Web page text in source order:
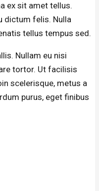
ex sit amet tellus.
dictum felis. Nulla
tellus tempus sed.
Nullam eu nisi
tortor. Ut facilisis
scelerisque, metus a
purus, eget finibus